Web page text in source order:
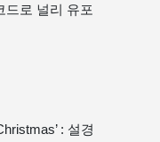
드로 널리 유포
: 설경